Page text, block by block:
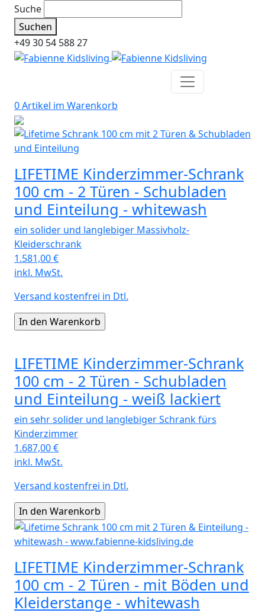
Suche
Suchen
+49 30 54 588 27
0 Artikel im Warenkorb
LIFETIME Kinderzimmer-Schrank
100 cm - 2 Türen - Schubladen
und Einteilung - whitewash
ein solider und langlebiger Massivholz-
Kleiderschrank
1.581,00€
inkl. MwSt.
Versand kostenfrei in Dtl.
LIFETIME Kinderzimmer-Schrank
100 cm - 2 Türen - Schubladen
und Einteilung - weiß lackiert
ein sehr solider und langlebiger Schrank fürs
Kinderzimmer
1.687,00€
inkl. MwSt.
Versand kostenfrei in Dtl.
LIFETIME Kinderzimmer-Schrank
100 cm - 2 Türen - mit Böden und
Kleiderstange - whitewash